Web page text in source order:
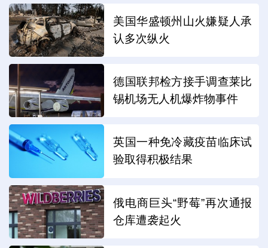
美国华盛顿州山火嫌疑人承
认多次纵火
德国联邦检方接手调查莱比
锡机场无人机爆炸物事件
英国一种免冷藏疫苗临床试
验取得积极结果
俄电商巨头“野莓”再次通报
仓库遭袭起火